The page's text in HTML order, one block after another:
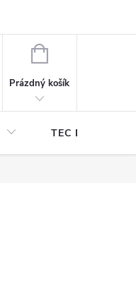
NÁKUPNÍ
Prázdný košík
TEC DIVE